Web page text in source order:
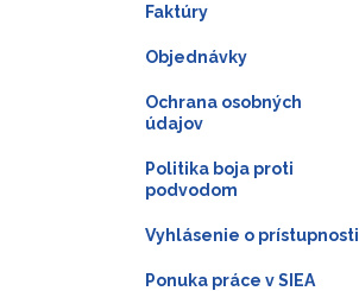
Faktúry
Objednávky
Ochrana osobných
údajov
Politika boja proti
podvodom
Vyhlásenie o prístupnosti
Ponuka práce v SIEA